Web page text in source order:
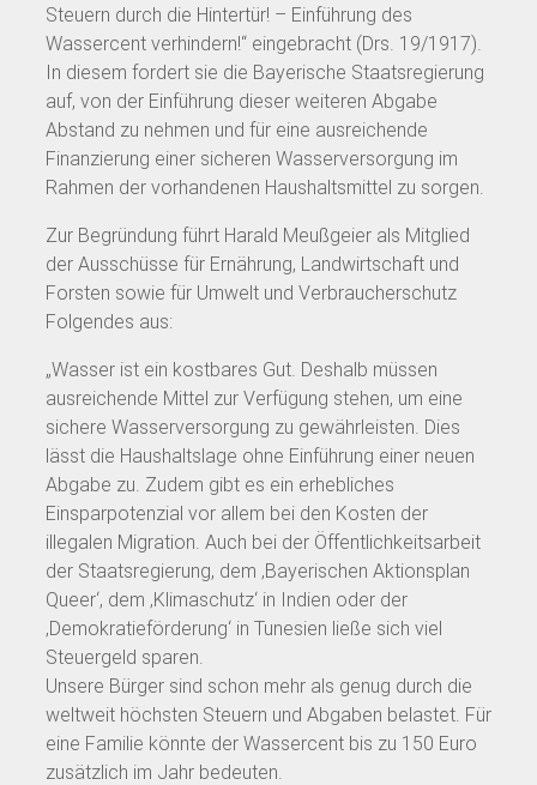
Steuern durch die Hintertür! – Einführung des
Wassercent verhindern!“ eingebracht (Drs. 19/1917).
In diesem fordert sie die Bayerische Staatsregierung
auf, von der Einführung dieser weiteren Abgabe
Abstand zu nehmen und für eine ausreichende
Finanzierung einer sicheren Wasserversorgung im
Rahmen der vorhandenen Haushaltsmittel zu sorgen.
Zur Begründung führt Harald Meußgeier als Mitglied
der Ausschüsse für Ernährung, Landwirtschaft und
Forsten sowie für Umwelt und Verbraucherschutz
Folgendes aus:
„Wasser ist ein kostbares Gut. Deshalb müssen
ausreichende Mittel zur Verfügung stehen, um eine
sichere Wasserversorgung zu gewährleisten. Dies
lässt die Haushaltslage ohne Einführung einer neuen
Abgabe zu. Zudem gibt es ein erhebliches
Einsparpotenzial vor allem bei den Kosten der
illegalen Migration. Auch bei der Öffentlichkeitsarbeit
der Staatsregierung, dem ‚Bayerischen Aktionsplan
Queer‘, dem ‚Klimaschutz‘ in Indien oder der
‚Demokratieförderung‘ in Tunesien ließe sich viel
Steuergeld sparen.
Unsere Bürger sind schon mehr als genug durch die
weltweit höchsten Steuern und Abgaben belastet. Für
eine Familie könnte der Wassercent bis zu 150 Euro
zusätzlich im Jahr bedeuten.